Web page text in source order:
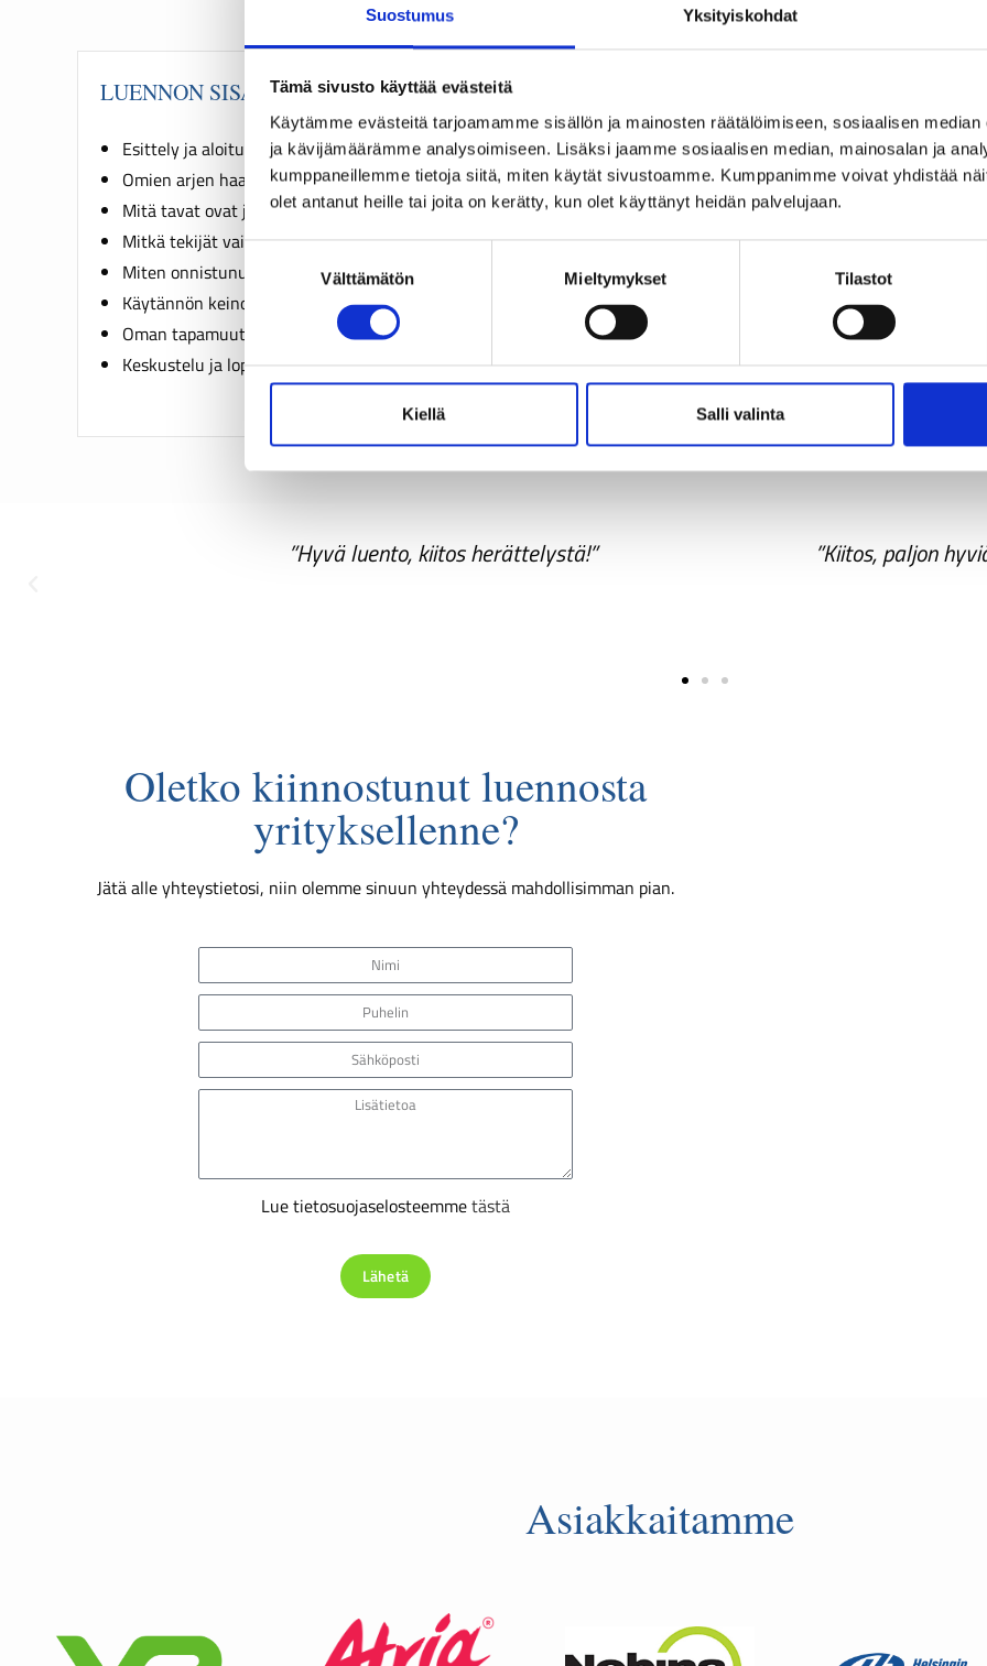
Suostumus Yksityiskohdat
Tämä sivusto käyttää evästeitä
Käytämme evästeitä tarjoamamme sisällön ja mainosten räätälöimiseen, sosiaalisen
ja kävijämäärämme analysoimiseen. Lisäksi jaamme sosiaalisen median, mainosalan ja
kumppaneillemme tietoja siitä, miten käytät sivustoamme. Kumppanimme voivat yhdistää
olet antanut heille tai joita on kerätty, kun olet käyttänyt heidän palvelujaan.
u
o
s
t
k
Välttämätön Mieltymykset Tilastot
Kiellä Salli valinta
LUENNON SISÄLTÖ
Esittely ja aloitus
Omien arjen haasteiden pohdinta
Mitä tavat ovat ja miten ne muodostuvat
Mitkä tekijät vaikuttavat tapojen taustalla
Miten onnistunut tapamuutos toteutetaan
Käytännön keinoja ja lisävinkkejä omien tapojen muuttamiseen
Oman tapamuutossuunnitelman tekeminen
Keskustelu ja lopetus
”Hyvä luento, kiitos herättelystä!” ”Kiitos, paljon
Oletko kiinnostunut luennosta
yrityksellenne?
Jätä alle yhteystietosi, niin olemme sinuun yhteydessä mahdollisimman pian.
Lue tietosuojaselosteemmetästä
Lähetä
Asiakkaitamme